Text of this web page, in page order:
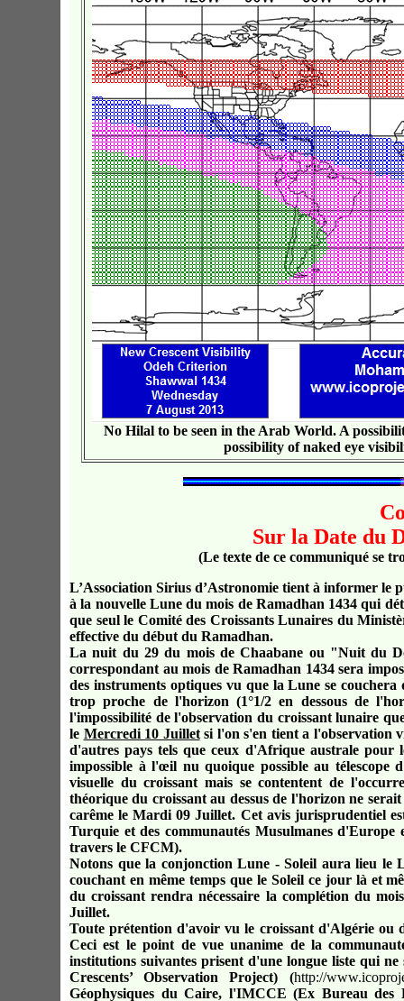
No Hilal to be seen in the Arab World. A
possibility of naked eye
Sur la Date du
(Le texte de ce communiqué se
L’Association Sirius d’Astronomietient à informer le
à la nouvelle Lune du mois de Ramadhan 1434 qui
que seul le Comité des Croissants Lunaires du
effective du début du Ramadhan.
La nuit du 29 du mois de Chaabane ou "Nuit du
correspondant au mois de Ramadhan 1434 sera
des instruments optiques vu que la Lune se
trop proche de l'horizon (1°1/2 en dessous de
l'impossibilité de l'observation du croissant lunaire
le Mercredi 10 Juilletsi l'on s'en tient a l'observation
d'autres pays tels que ceux d'Afrique australe pour
impossible à l'œil nu quoique possible au télescope
visuelle du croissant mais se contentent de
théorique du croissant au dessus de l'horizon ne
carême le Mardi 09 Juillet. Cet avis jurisprudentiel
Turquie et des communautés Musulmanes
travers le CFCM).
Notons que la conjonction Lune - Soleil aura lieu le
couchant en même temps que le Soleil ce jour là et
du croissant rendra nécessaire la complétion du
Juillet.
Toute prétention d'avoir vu le croissant d'Algérie
Ceci est le point de vue unanime de la
institutions suivantes prisent d'une longue liste qui
Crescents’ Observation Project) (http://
Géophysiques du Caire, l'IMCCE (Ex Bureau des